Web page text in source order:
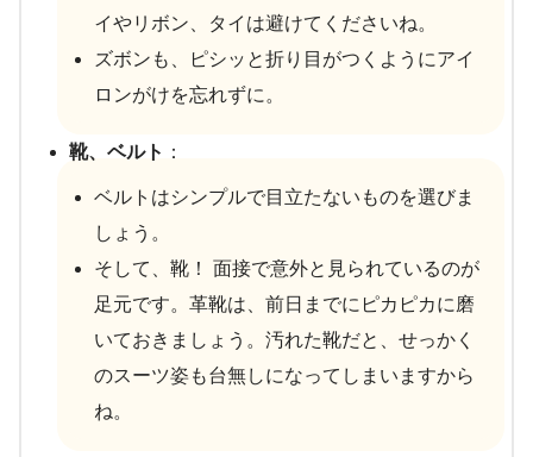
イやリボン、タイは避けてくださいね。
ズボンも、ピシッと折り目がつくようにアイ
ロンがけを忘れずに。
靴、ベルト ：
ベルトはシンプルで目立たないものを選びま
しょう。
そして、靴！ 面接で意外と見られているのが
足元です。革靴は、前日までにピカピカに磨
いておきましょう。汚れた靴だと、せっかく
のスーツ姿も台無しになってしまいますから
ね。